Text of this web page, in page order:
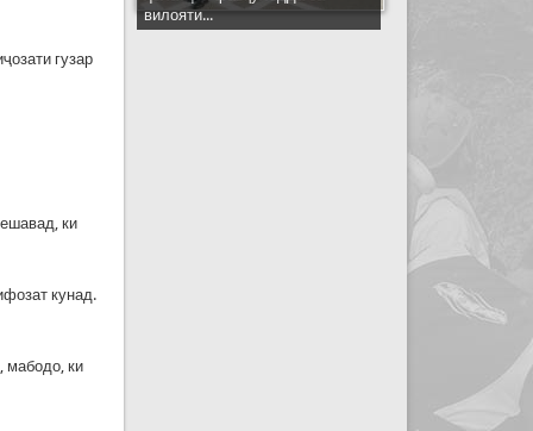
гузар
ки
кунад.
мабодо, ки
вилояти...